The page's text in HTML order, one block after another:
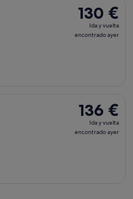
130 €
Ida
y
130 €
Ida y vuelta
encontrado ayer
136 €
Ida
y
136 €
Ida y vuelta
encontrado ayer